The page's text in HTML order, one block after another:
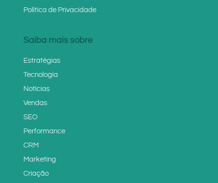
Política de Privacidade
Saiba mais sobre
Estratégias
Tecnologia
Notícias
Vendas
SEO
Performance
CRM
Marketing
Criação